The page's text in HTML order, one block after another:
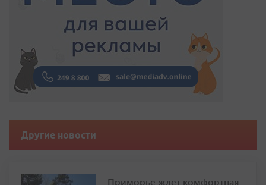
Другие новости
Приморье ждет комфортная